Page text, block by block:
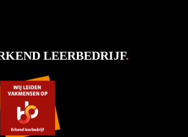
LEERBEDRIJF.